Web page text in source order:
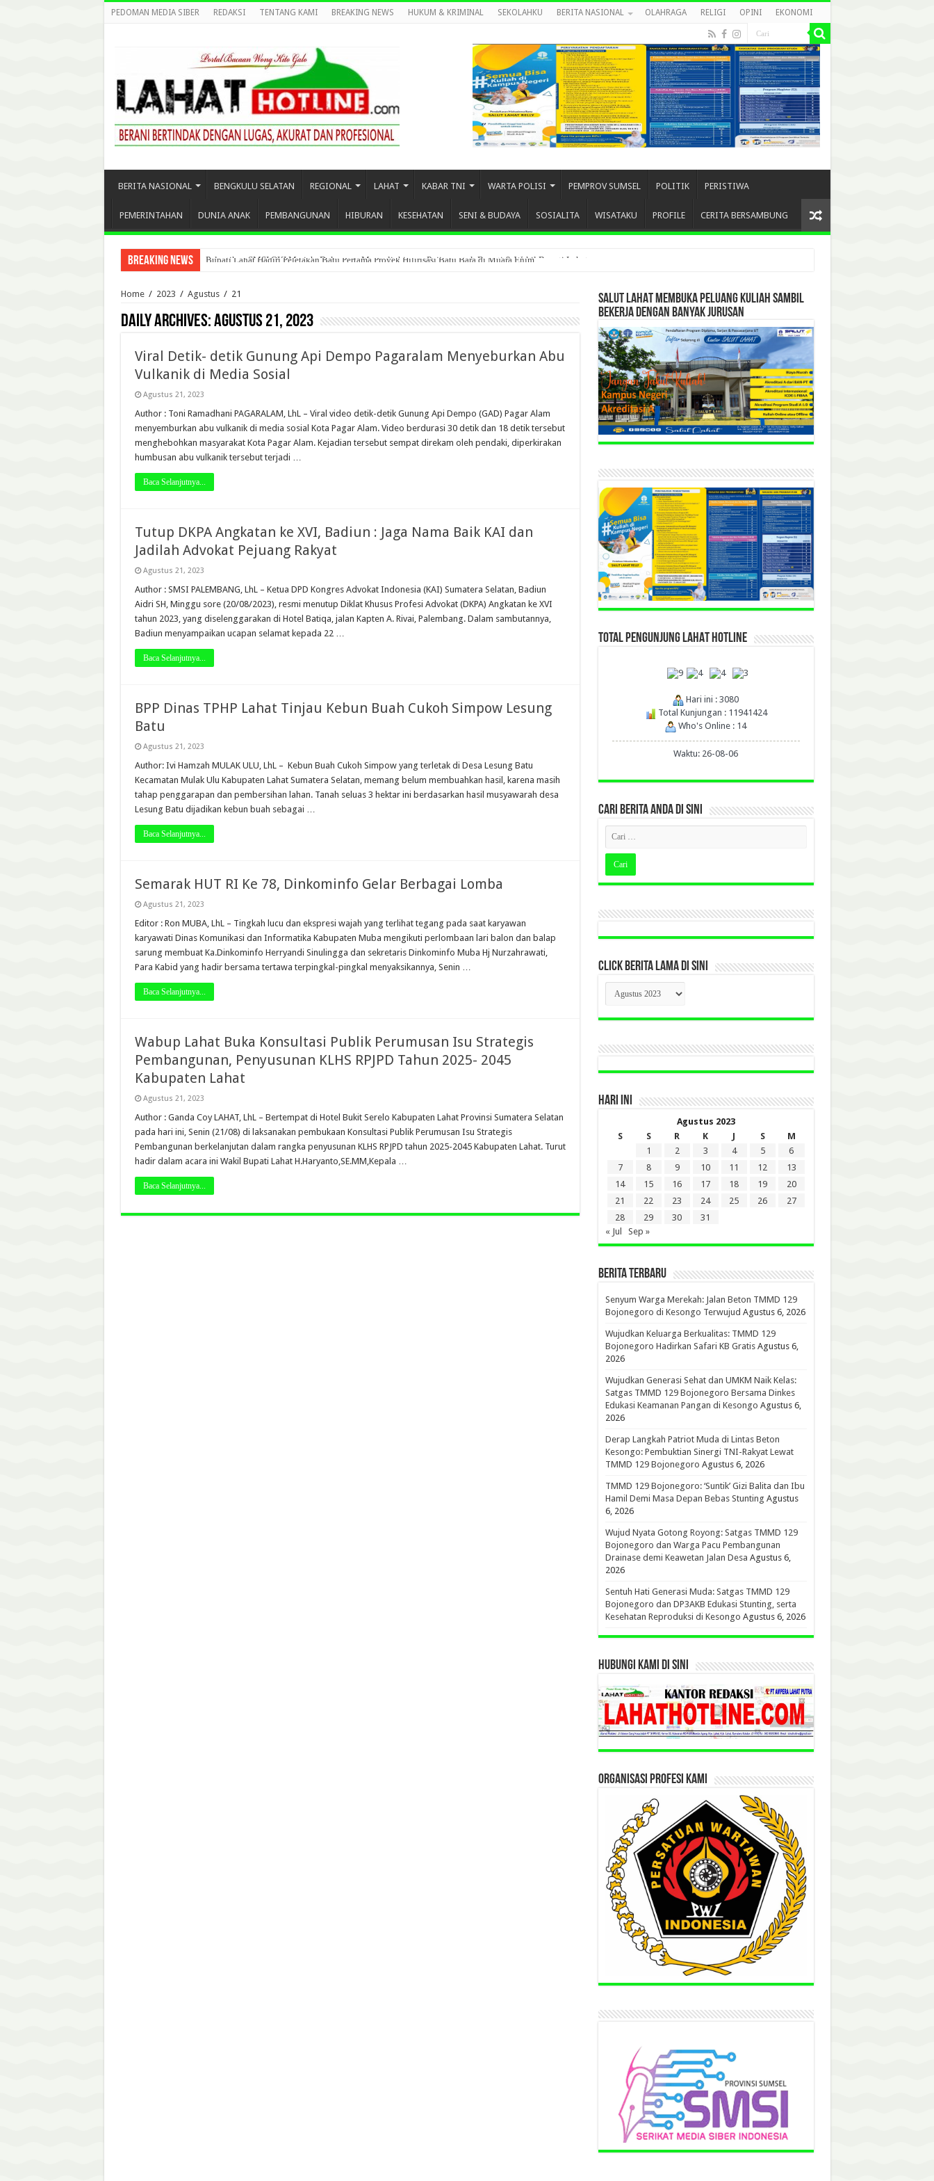
PEDOMAN MEDIA SIBER REDAKSI TENTANG KAMI BREAKING NEWS HUKUM & KRIMINAL SEKOLAHKU BERITA NASIONAL OLAHRAGA RELIGI OPINI EKONOMI
BERITA NASIONAL BENGKULU SELATAN REGIONAL LAHAT KABAR TNI WARTA POLISI PEMPROV SUMSEL POLITIK PERISTIWA
PEMERINTAHAN DUNIA ANAK PEMBANGUNAN HIBURAN KESEHATAN SENI & BUDAYA SOSIALITA WISATAKU PROFILE CERITA BERSAMBUNG
Breaking News Bupati Lahat Hadiri Peletakan Batu Pertama Proyek Hilirisasi Batu Bara di Muara Enim
Home / 2023 / Agustus / 21
Daily Archives:Agustus 21, 2023
Viral Detik- detik Gunung Api Dempo Pagaralam Menyeburkan Abu
Vulkanik di Media Sosial
Agustus 21, 2023
Author : Toni Ramadhani PAGARALAM, LhL – Viral video detik-detik Gunung Api Dempo (GAD) Pagar Alam
menyemburkan abu vulkanik di media sosial Kota Pagar Alam. Video berdurasi 30 detik dan 18 detik tersebut
menghebohkan masyarakat Kota Pagar Alam. Kejadian tersebut sempat direkam oleh pendaki, diperkirakan
humbusan abu vulkanik tersebut terjadi …
Baca Selanjutnya...
Tutup DKPA Angkatan ke XVI, Badiun : Jaga Nama Baik KAI dan
Jadilah Advokat Pejuang Rakyat
Agustus 21, 2023
Author : SMSI PALEMBANG, LhL – Ketua DPD Kongres Advokat Indonesia (KAI) Sumatera Selatan, Badiun
Aidri SH, Minggu sore (20/08/2023), resmi menutup Diklat Khusus Profesi Advokat (DKPA) Angkatan ke XVI
tahun 2023, yang diselenggarakan di Hotel Batiqa, jalan Kapten A. Rivai, Palembang. Dalam sambutannya,
Badiun menyampaikan ucapan selamat kepada 22 …
Baca Selanjutnya...
BPP Dinas TPHP Lahat Tinjau Kebun Buah Cukoh Simpow Lesung
Batu
Agustus 21, 2023
Author: Ivi Hamzah MULAK ULU, LhL – Kebun Buah Cukoh Simpow yang terletak di Desa Lesung Batu
Kecamatan Mulak Ulu Kabupaten Lahat Sumatera Selatan, memang belum membuahkan hasil, karena masih
tahap penggarapan dan pembersihan lahan. Tanah seluas 3 hektar ini berdasarkan hasil musyawarah desa
Lesung Batu dijadikan kebun buah sebagai …
Baca Selanjutnya...
Semarak HUT RI Ke 78, Dinkominfo Gelar Berbagai Lomba
Agustus 21, 2023
Editor : Ron MUBA, LhL – Tingkah lucu dan ekspresi wajah yang terlihat tegang pada saat karyawan
karyawati Dinas Komunikasi dan Informatika Kabupaten Muba mengikuti perlombaan lari balon dan balap
sarung membuat Ka.Dinkominfo Herryandi Sinulingga dan sekretaris Dinkominfo Muba Hj Nurzahrawati,
Para Kabid yang hadir bersama tertawa terpingkal-pingkal menyaksikannya, Senin …
Baca Selanjutnya...
Wabup Lahat Buka Konsultasi Publik Perumusan Isu Strategis
Pembangunan, Penyusunan KLHS RPJPD Tahun 2025- 2045
Kabupaten Lahat
Agustus 21, 2023
Author : Ganda Coy LAHAT, LhL – Bertempat di Hotel Bukit Serelo Kabupaten Lahat Provinsi Sumatera Selatan
pada hari ini, Senin (21/08) di laksanakan pembukaan Konsultasi Publik Perumusan Isu Strategis
Pembangunan berkelanjutan dalam rangka penyusunan KLHS RPJPD tahun 2025-2045 Kabupaten Lahat. Turut
hadir dalam acara ini Wakil Bupati Lahat H.Haryanto,SE.MM,Kepala …
Baca Selanjutnya...
SALUT LAHAT MEMBUKA PELUANG KULIAH SAMBIL
BEKERJA DENGAN BANYAK JURUSAN
TOTAL PENGUNJUNG LAHAT HOTLINE
Hari ini : 3080
Total Kunjungan : 11941424
Who's Online : 14
Waktu: 26-08-06
CARI BERITA ANDA DI SINI
CLICK BERITA LAMA DI SINI
CLICK
BERITA
LAMA
DI
HARI INI
Agustus 2023
S
S R K J S
M
1
2 3 4 5
6
7
8 9 10 11 12
13
14
15 16 17 18 19
20
21
22 23 24 25 26
27
28
29 30
31
« Jul
Sep »
BERITA TERBARU
Senyum Warga Merekah: Jalan Beton TMMD 129
Bojonegoro di Kesongo Terwujud Agustus 6, 2026
Wujudkan Keluarga Berkualitas: TMMD 129
Bojonegoro Hadirkan Safari KB Gratis Agustus 6,
2026
Wujudkan Generasi Sehat dan UMKM Naik Kelas:
Satgas TMMD 129 Bojonegoro Bersama Dinkes
Edukasi Keamanan Pangan di Kesongo Agustus 6,
2026
Derap Langkah Patriot Muda di Lintas Beton
Kesongo: Pembuktian Sinergi TNI-Rakyat Lewat
TMMD 129 Bojonegoro Agustus 6, 2026
TMMD 129 Bojonegoro: ‘Suntik’ Gizi Balita dan Ibu
Hamil Demi Masa Depan Bebas Stunting Agustus
6, 2026
Wujud Nyata Gotong Royong: Satgas TMMD 129
Bojonegoro dan Warga Pacu Pembangunan
Drainase demi Keawetan Jalan Desa Agustus 6,
2026
Sentuh Hati Generasi Muda: Satgas TMMD 129
Bojonegoro dan DP3AKB Edukasi Stunting, serta
Kesehatan Reproduksi di Kesongo Agustus 6, 2026
HUBUNGI KAMI DI SINI
ORGANISASI PROFESI KAMI